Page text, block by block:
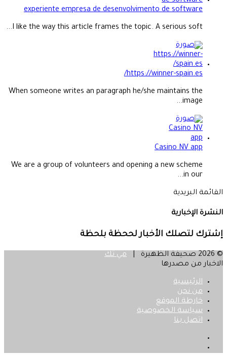
experiente empresa de desenvolvimento de software
I like the way this article frames the topic. A serious soft...
https://winner-spain.es/
When someone writes an paragraph he/she maintains the
image...
Casino NV app
We are a group of volunteers and opening a new scheme
in our...
القائمة البريدية
النشرة الإخبارية
إشترك لتصلك الأخبار لححظة بلحظة
© 2026 صحيفة الظهيرة |
مي تك
الاخبار من مصدرها
الرئيسية
من نحن
خارطة الموقع
سياسة الخصوصية
اتصل بنا